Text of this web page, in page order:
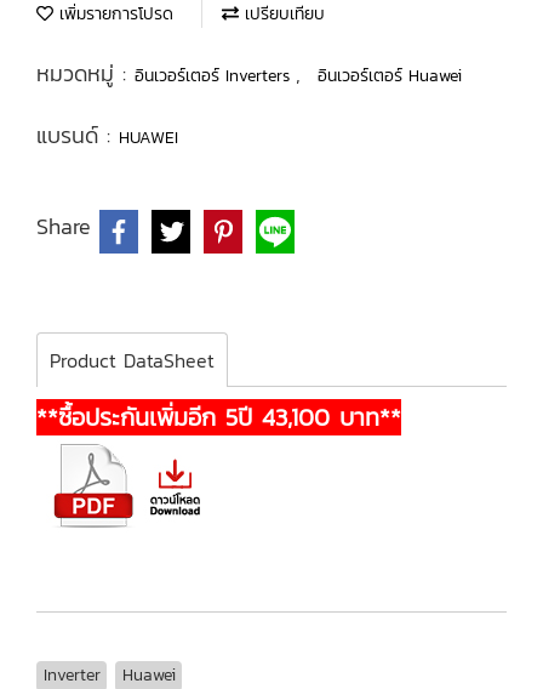
เพิ่มรายการโปรด เปรียบเทียบ
หมวดหมู่ : อินเวอร์เตอร์ Inverters , อินเวอร์เตอร์ Huawei
แบรนด์ : HUAWEI
Share
Product DataSheet
**ซื้อประกันเพิ่มอีก 5ปี 43,100 บาท**
Inverter Huawei